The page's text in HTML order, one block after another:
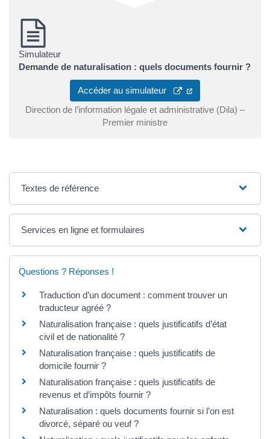
Simulateur
Demande de naturalisation : quels documents fournir ?
Accéder au simulateur
Direction de l’information légale et administrative (Dila) –
Premier ministre
Textes de référence
Services en ligne et formulaires
Questions ? Réponses !
Traduction d’un document : comment trouver un
traducteur agréé ?
Naturalisation française : quels justificatifs d’état
civil et de nationalité ?
Naturalisation française : quels justificatifs de
domicile fournir ?
Naturalisation française : quels justificatifs de
revenus et d’impôts fournir ?
Naturalisation : quels documents fournir si l’on est
divorcé, séparé ou veuf ?